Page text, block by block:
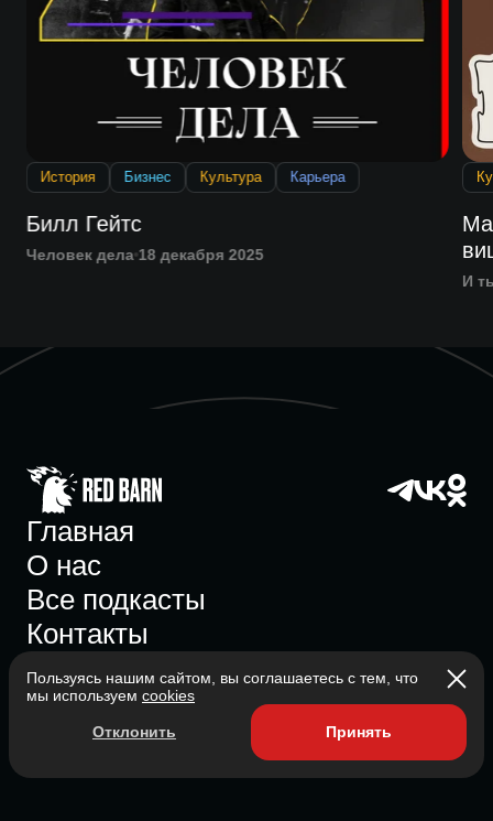
История Бизнес Культура Карьера
Билл Гейтс
Человек дела 18 декабря 2025
И
Главная
О нас
Все подкасты
Контакты
Состоит в ассоциации с 2023
Пользуясь нашим сайтом, вы соглашаетесь с тем, что
мы используем cookies
Отклонить Принять